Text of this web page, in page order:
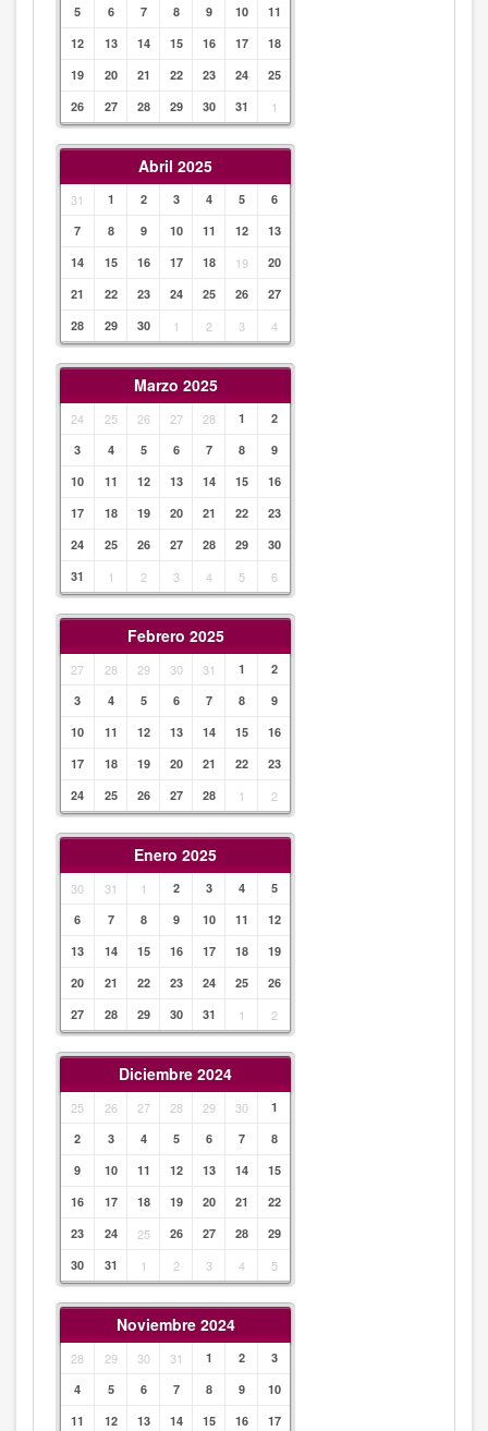
5 6 7 8 9 10
11
12
13 14 15 16 17
18
19
20 21 22 23 24
25
26
27 28 29 30 31 1
Abril 2025
31 1 2 3 4 5
6
7
8 9 10 11 12
13
14
15 16 17 18 19
20
21
22 23 24 25 26
27
28
29 30 1 2 3 4
Marzo 2025
24 25 26 27 28 1
2
3
4 5 6 7 8
9
10
11 12 13 14 15
16
17
18 19 20 21 22
23
24
25 26 27 28 29
30
31
1 2 3 4 5 6
Febrero 2025
27 28 29 30 31 1
2
3
4 5 6 7 8
9
10
11 12 13 14 15
16
17
18 19 20 21 22
23
24
25 26 27 28 1 2
Enero 2025
30 31 1 2 3 4
5
6
7 8 9 10 11
12
13
14 15 16 17 18
19
20
21 22 23 24 25
26
27
28 29 30 31 1 2
Diciembre 2024
25 26 27 28 29 30
1
2
3 4 5 6 7
8
9
10 11 12 13 14
15
16
17 18 19 20 21
22
23
24 25 26 27 28
29
30
31 1 2 3 4 5
Noviembre 2024
28 29 30 31 1 2
3
4
5 6 7 8 9
10
11
12 13 14 15 16
17